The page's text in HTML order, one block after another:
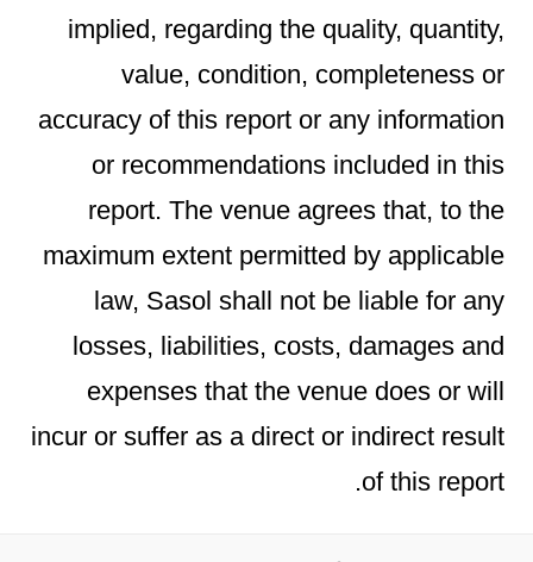
implied, regarding the quality, quantity,
value, condition, completeness or
accuracy of this report or any information
or recommendations included in this
report. The venue agrees that, to the
maximum extent permitted by applicable
law, Sasol shall not be liable for any
losses, liabilities, costs, damages and
expenses that the venue does or will
incur or suffer as a direct or indirect result
of this report.